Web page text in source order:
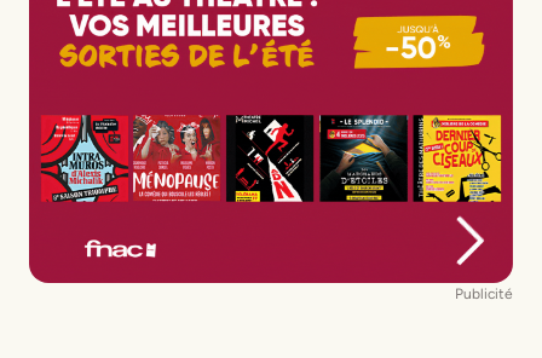
Publicité